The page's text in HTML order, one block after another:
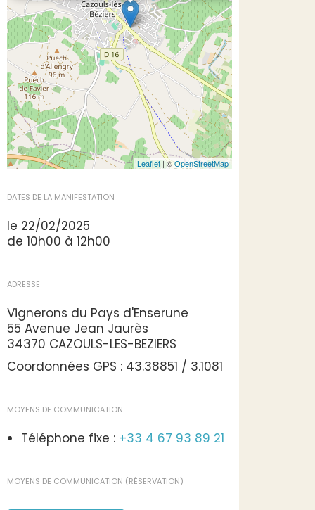
Leaflet| ©OpenStreetMap
DATES DE LA MANIFESTATION
le 22/02/2025
de 10h00 à 12h00
ADRESSE
Vignerons du Pays d'Enserune
55 Avenue Jean Jaurès
34370 CAZOULS-LES-BEZIERS
Coordonnées GPS : 43.38851 / 3.1081
MOYENS DE COMMUNICATION
Téléphone fixe : +33 4 67 93 89 21
MOYENS DE COMMUNICATION (RÉSERVATION)